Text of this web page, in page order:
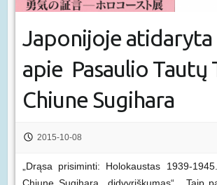
Japonijoje
apie Pasaulio Tautų
Chiune Sugihara
2015-10-08
„Drąsa prisiminti: Holokaustas 1939-